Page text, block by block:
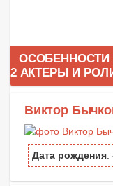
ОСОБЕННОСТИ
2 АКТЕРЫ И
Виктор
Дата рождения: